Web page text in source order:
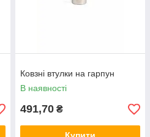
Ковзні втулки на гарпун
В наявності
491,70 ₴